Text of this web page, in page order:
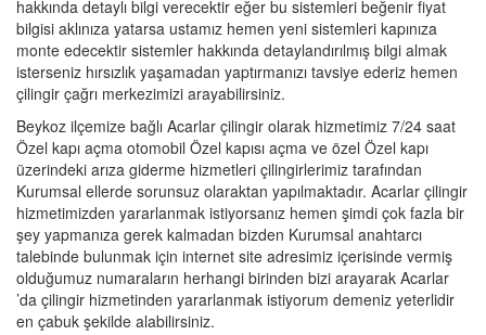
hakkında detaylı bilgi verecektir eğer bu sistemleri beğenir fiyat
bilgisi aklınıza yatarsa ustamız hemen yeni sistemleri kapınıza
monte edecektir sistemler hakkında detaylandırılmış bilgi almak
isterseniz hırsızlık yaşamadan yaptırmanızı tavsiye ederiz hemen
çilingir çağrı merkezimizi arayabilirsiniz.
Beykoz ilçemize bağlı Acarlar çilingir olarak hizmetimiz 7/24 saat
Özel kapı açma otomobil Özel kapısı açma ve özel Özel kapı
üzerindeki arıza giderme hizmetleri çilingirlerimiz tarafından
Kurumsal ellerde sorunsuz olaraktan yapılmaktadır. Acarlar çilingir
hizmetimizden yararlanmak istiyorsanız hemen şimdi çok fazla bir
şey yapmanıza gerek kalmadan bizden Kurumsal anahtarcı
talebinde bulunmak için internet site adresimiz içerisinde vermiş
olduğumuz numaraların herhangi birinden bizi arayarak Acarlar
’da çilingir hizmetinden yararlanmak istiyorum demeniz yeterlidir
en çabuk şekilde alabilirsiniz.